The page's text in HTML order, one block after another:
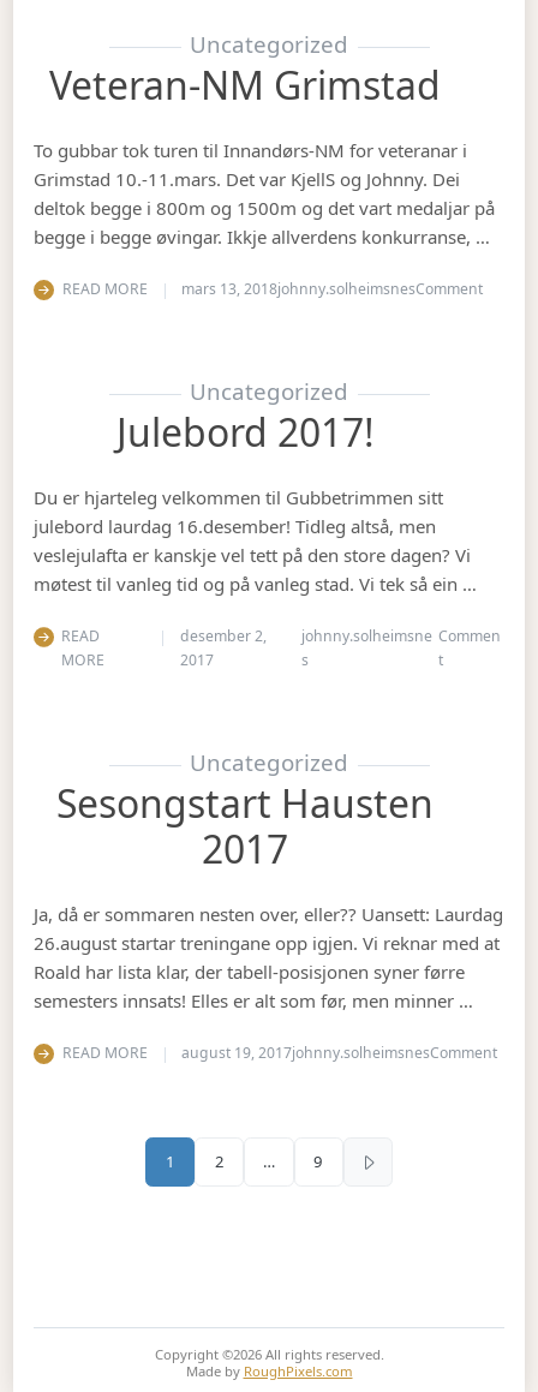
Uncategorized
Veteran-NM Grimstad
To gubbar tok turen til Innandørs-NM for veteranar i
Grimstad 10.-11.mars. Det var KjellS og Johnny. Dei
deltok begge i 800m og 1500m og det vart medaljar på
begge i begge øvingar. Ikkje allverdens konkurranse, …
READ MORE mars 13, 2018johnny.solheimsnesCommenton
Uncategorized
Julebord 2017!
Du er hjarteleg velkommen til Gubbetrimmen sitt
julebord laurdag 16.desember! Tidleg altså, men
veslejulafta er kanskje vel tett på den store dagen? Vi
møtest til vanleg tid og på vanleg stad. Vi tek så ein …
READ
MORE
desember 2,
2017
johnny.solheimsne
s
Commen
ton Julebord
Uncategorized
Sesongstart Hausten
2017
Ja, då er sommaren nesten over, eller?? Uansett: Laurdag
26.august startar treningane opp igjen. Vi reknar med at
Roald har lista klar, der tabell-posisjonen syner førre
semesters innsats! Elles er alt som før, men minner …
READ MORE august 19, 2017johnny.solheimsnesCommenton
Sidepaginering
1 2 … 9
Copyright ©2026 All rights reserved.
Made by RoughPixels.com